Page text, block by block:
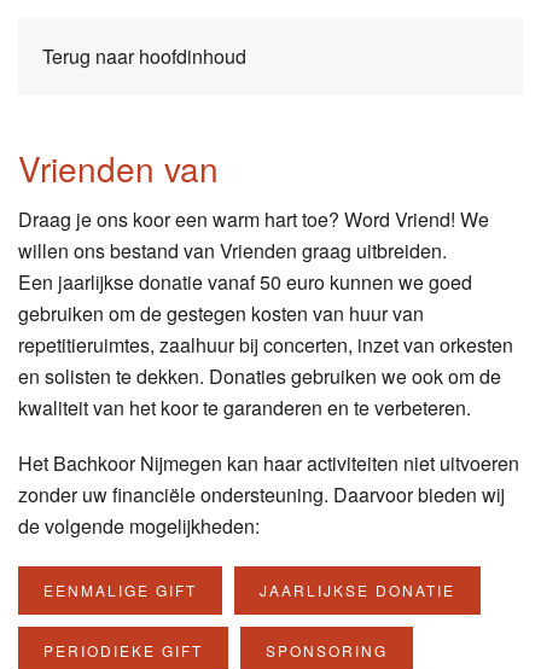
Terug naar hoofdinhoud
Vrienden van
Draag je ons koor een warm hart toe? Word Vriend! We
willen ons bestand van Vrienden graag uitbreiden.
Een jaarlijkse donatie vanaf 50 euro kunnen we goed
gebruiken om de gestegen kosten van huur van
repetitieruimtes, zaalhuur bij concerten, inzet van orkesten
en solisten te dekken. Donaties gebruiken we ook om de
kwaliteit van het koor te garanderen en te verbeteren.
Het Bachkoor Nijmegen kan haar activiteiten niet uitvoeren
zonder uw financiële ondersteuning. Daarvoor bieden wij
de volgende mogelijkheden:
EENMALIGE GIFT JAARLIJKSE DONATIE
PERIODIEKE GIFT SPONSORING